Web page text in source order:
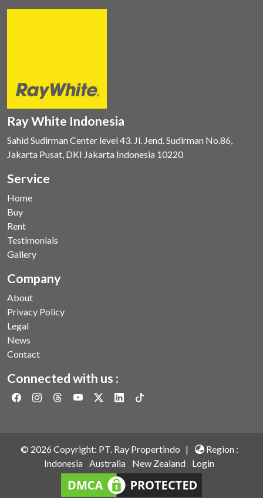
Ray White Indonesia
Sahid Sudirman Center level 43. Jl. Jend. Sudirman No.86,
Jakarta Pusat, DKI Jakarta Indonesia 10220
Service
Home
Buy
Rent
Testimonials
Gallery
Company
About
Privacy Policy
Legal
News
Contact
Connected with us :
© 2026 Copyright: PT. Ray Propertindo |
Region :
Indonesia Australia New Zealand Login